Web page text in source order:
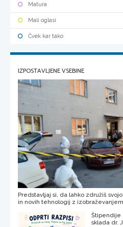
Matura
Mali oglasi
Čvek kar tako
IZPOSTAVLJENE VSEBINE
Predstavljaj si, da lahko združiš
in novih tehnologij z izobraževanjem
Štipendije
sklada dr.